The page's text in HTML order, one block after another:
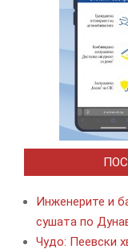
Инженерите и
сушата по
Чудо: Пеевски